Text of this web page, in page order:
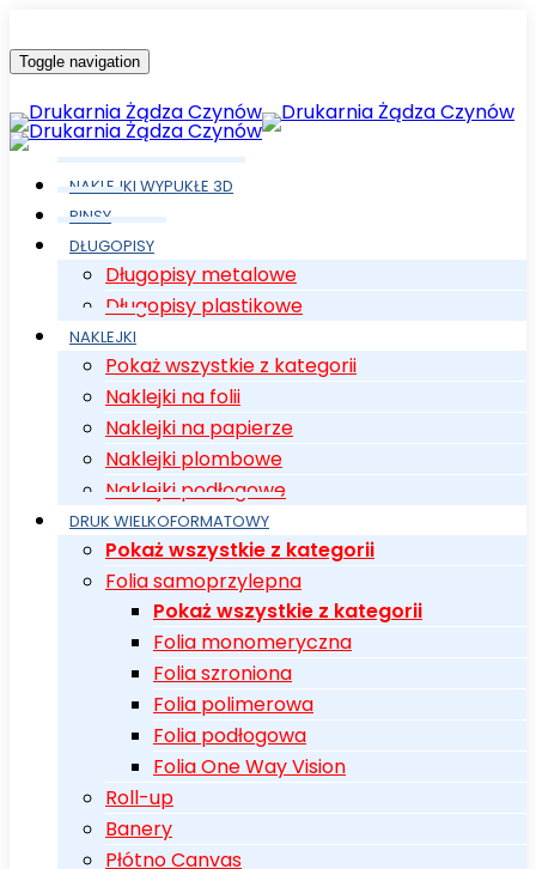
Toggle navigation
NAKLEJKI WYPUKŁE 3D
PINSY
DŁUGOPISY
Długopisy metalowe
Długopisy plastikowe
NAKLEJKI
Pokaż wszystkie z kategorii
Naklejki na folii
Naklejki na papierze
Naklejki plombowe
Naklejki podłogowe
DRUK WIELKOFORMATOWY
Pokaż wszystkie z kategorii
Folia samoprzylepna
Pokaż wszystkie z kategorii
Folia monomeryczna
Folia szroniona
Folia polimerowa
Folia podłogowa
Folia One Way Vision
Roll-up
Banery
Płótno Canvas